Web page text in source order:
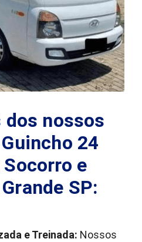
nossos
24
e
SP:
e Treinada: Nossos